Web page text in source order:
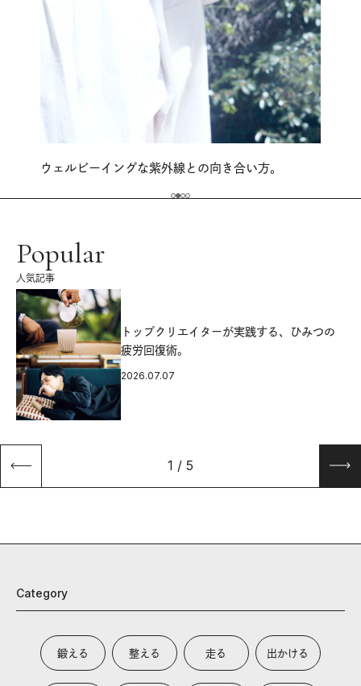
ウェルビーイングな紫外線との向き合い方。
Popular
人気記事
トップクリエイターが実践する、ひみつの
疲労回復術。
2026.07.07
1 / 5
Category
鍛える 整える 走る 出かける